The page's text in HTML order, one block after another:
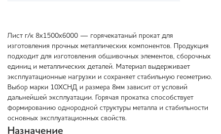
Лист г/к 8х1500х6000 — горячекатаный прокат для
изготовления прочных металлических компонентов. Продукция
подходит для изготовления обшивочных элементов, сборочных
единиц и металлических деталей. Материал выдерживает
эксплуатационные нагрузки и сохраняет стабильную геометрию.
Выбор марки 10ХСНД и размера 8мм зависит от условий
дальнейшей эксплуатации. Горячая прокатка способствует
формированию однородной структуры металла и стабильности
основных эксплуатационных свойств.
Назначение